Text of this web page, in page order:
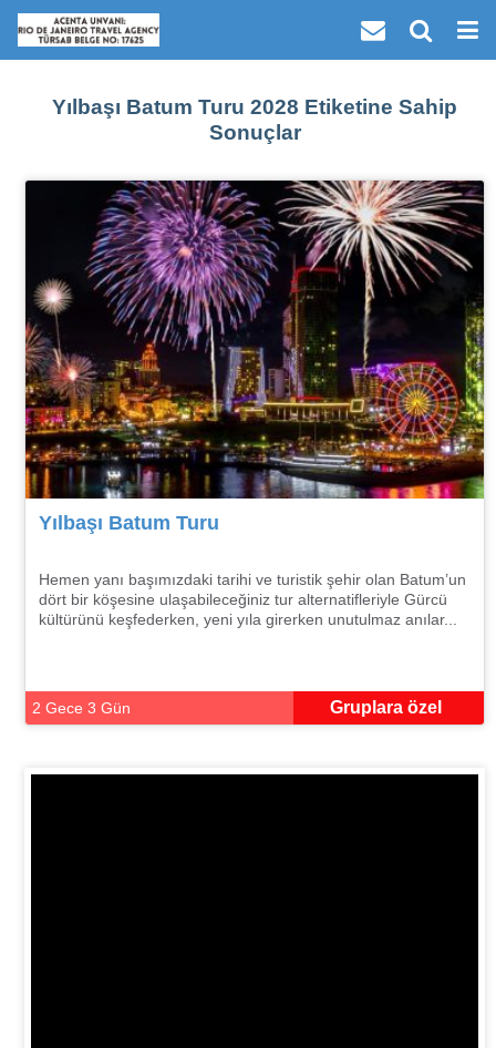
Yılbaşı Batum Turu 2028 Etiketine Sahip
Sonuçlar
Yılbaşı Batum Turu
Hemen yanı başımızdaki tarihi ve turistik şehir olan Batum’un
dört bir köşesine ulaşabileceğiniz tur alternatifleriyle Gürcü
kültürünü keşfederken, yeni yıla girerken unutulmaz anılar...
2 Gece 3 Gün Gruplara özel